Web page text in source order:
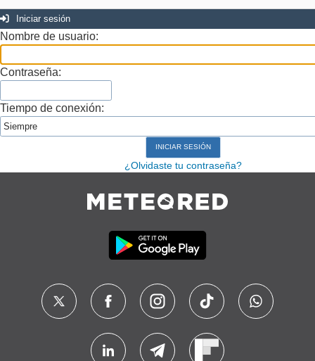
Iniciar sesión
Nombre de usuario:
Contraseña:
Tiempo de conexión:
¿Olvidaste tu contraseña?